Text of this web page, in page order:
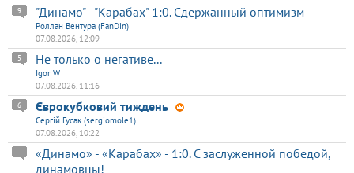
"Динамо" - "Карабах" 1:0. Сдержанный оптимизм
9
Роллан Вентура (FanDin)
07.08.2026, 12:09
Не только о негативе...
5
Igor W
07.08.2026, 11:16
Єврокубковий тиждень
6
Сергій Гусак (sergiomole1)
07.08.2026, 10:22
«Динамо» - «Карабах» - 1:0. С заслуженной победой,
динамовцы!